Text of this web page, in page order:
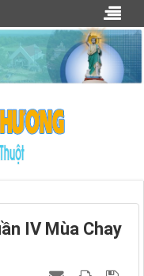
IV Mùa Chay